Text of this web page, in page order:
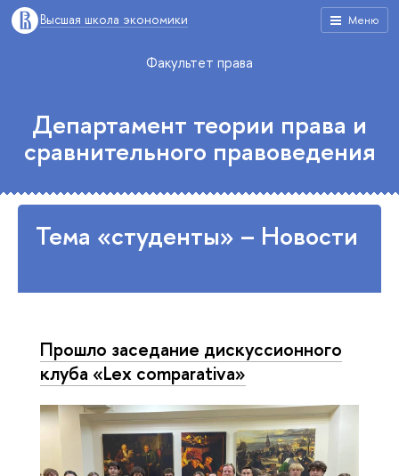
Меню
Высшая школа экономики
Факультет права
Департамент теории права и
сравнительного правоведения
Тема «студенты» – Новости
Прошло заседание дискуссионного
клуба «Lex comparativa»